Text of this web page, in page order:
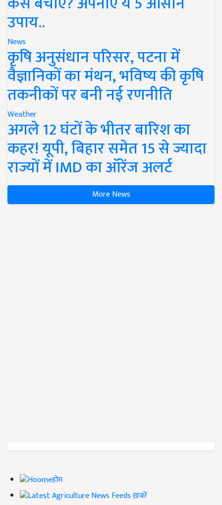
उपाय..
News
कृषि अनुसंधान परिसर, पटना में
वैज्ञानिकों का मंथन, भविष्य की कृषि
तकनीकों पर बनी नई रणनीति
Weather
अगले 12 घंटों के भीतर बारिश का
कहर! यूपी, बिहार समेत 15 से ज्यादा
राज्यों में IMD का ऑरेंज अलर्ट
More News
होम
ख़बरें